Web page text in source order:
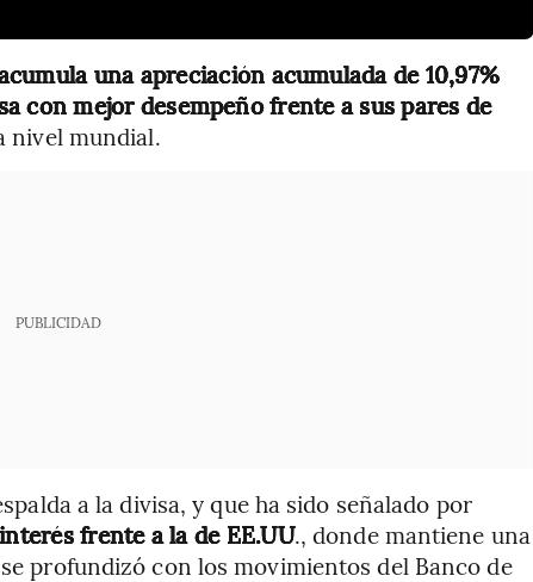
una apreciación acumulada de 10,97%
con mejor desempeño frente a sus pares de
nivel mundial.
PUBLICIDAD
a la divisa, y que ha sido señalado por
frente a la de EE.UU., donde mantiene una
profundizó con los movimientos del Banco de